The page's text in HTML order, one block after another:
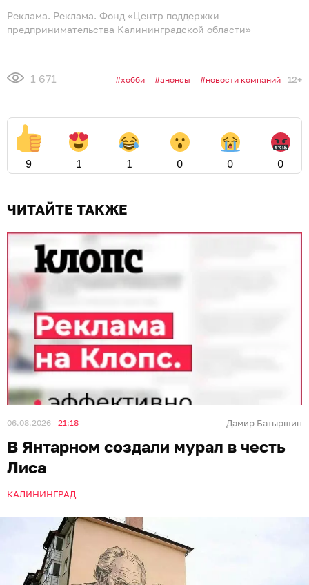
Реклама. Реклама. Фонд «Центр поддержки
предпринимательства Калининградской области»
1 671 хобби анонсы новости компаний 12+
9 1 1 0 0 0
ЧИТАЙТЕ ТАКЖЕ
06.08.2026 21:18 Дамир Батыршин
В Янтарном создали мурал в честь
Лиса
КАЛИНИНГРАД